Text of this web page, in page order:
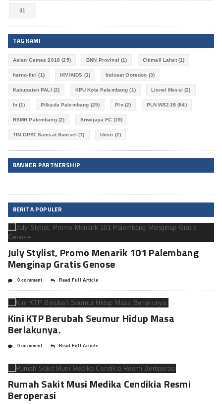
31
TAG KAMI
Asian Games 2018 (25) BNN Provinsi (1) Citimall Lahat(1)
harno-fitri (1) HIV/AIDS (1) Indosat Ooredoo (3)
Kabupaten PALI (2) KPU Kota Palembang (1) Lionel Messi (2)
ln (1) Pilkada Palembang (25) Pln(2) PLN WS2JB(84)
RSMH Palembang(2) Sriwijaya FC (19)
TIM OPAT Samsat Sumsel (1) Unsri (2)
BANNER PARTNERSHIP
BERITA POPULER
July Stylist, Promo Menarik 101 Palembang
Menginap Gratis Genose
0 comment Read Full Article
Kini KTP Berubah Seumur Hidup Masa
Berlakunya.
0 comment Read Full Article
Rumah Sakit Musi Medika Cendikia Resmi
Beroperasi